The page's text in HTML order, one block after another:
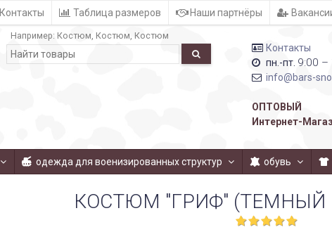
Контакты Таблица размеров Наши партнёры
Например: Костюм Костюм Костюм
Контакты
пн.-пт. 9:00 –
info@bars-
ОПТОВЫЙ
Интернет-
одежда для военизированных структур обувь
КОСТЮМ "ГРИФ" (ТЕМНЫЙ